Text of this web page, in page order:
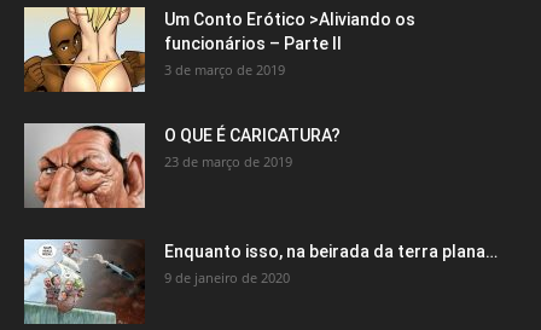
Um Conto Erótico >Aliviando os
funcionários – Parte II
3 de março de 2019
O QUE É CARICATURA?
23 de março de 2019
Enquanto isso, na beirada da terra plana…
9 de janeiro de 2020